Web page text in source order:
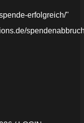
erfolgreich/"